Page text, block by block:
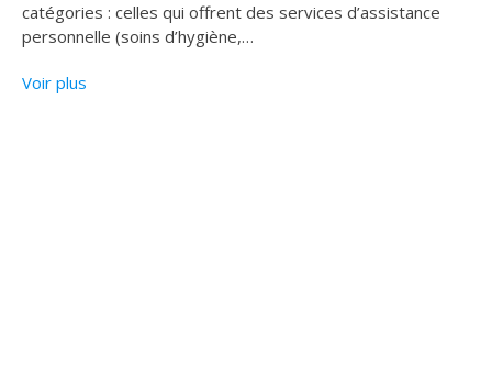
catégories : celles qui offrent des services d’assistance
personnelle (soins d’hygiène,…
Voir plus